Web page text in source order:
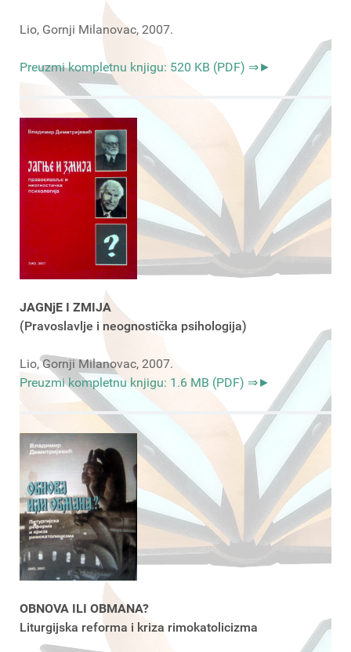
Lio, Gornji Milanovac, 2007.
Preuzmi kompletnu knjigu: 520 KB (PDF) ⇒►
JAGNjE I ZMIJA
(Pravoslavlje i neognostička psihologija)
Lio, Gornji Milanovac, 2007.
Preuzmi kompletnu knjigu: 1.6 MB (PDF) ⇒►
OBNOVA ILI OBMANA?
Liturgijska reforma i kriza rimokatolicizma